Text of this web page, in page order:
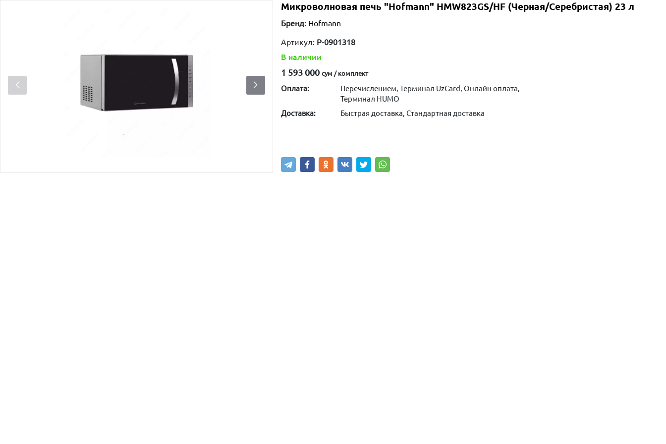
Микроволновая печь "Hofmann" НMW823GS/HF (Черная/Серебристая) 23 л
Бренд: Hofmann
Артикул: P-0901318
В наличии
1 593 000 сум / комплект
Оплата:
Перечислением, Терминал UzCard, Онлайн оплата,
Терминал HUMO
Доставка:
Быстрая доставка, Стандартная доставка